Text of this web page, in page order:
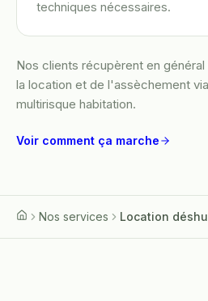
techniques nécessaires.
Nos clients récupèrent en
la location et de l'assèchement
multirisque habitation.
Voir comment ça marche
AccueilNos services Location